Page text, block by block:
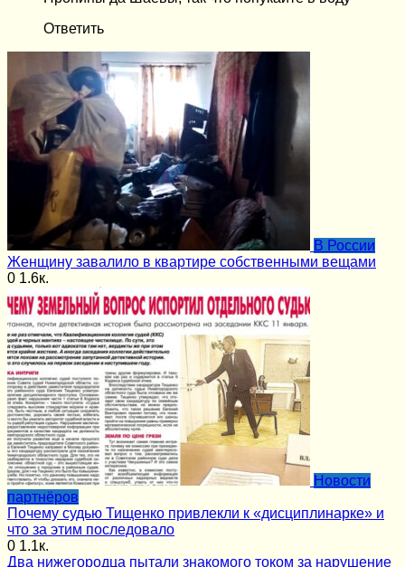
Ответить
В России
Женщину завалило в квартире собственными вещами
0 1.6к.
Новости
партнёров
Почему судью Тищенко привлекли к «дисциплинарке» и
что за этим последовало
0 1.1к.
Два нижегородца пытали знакомого током за нарушение